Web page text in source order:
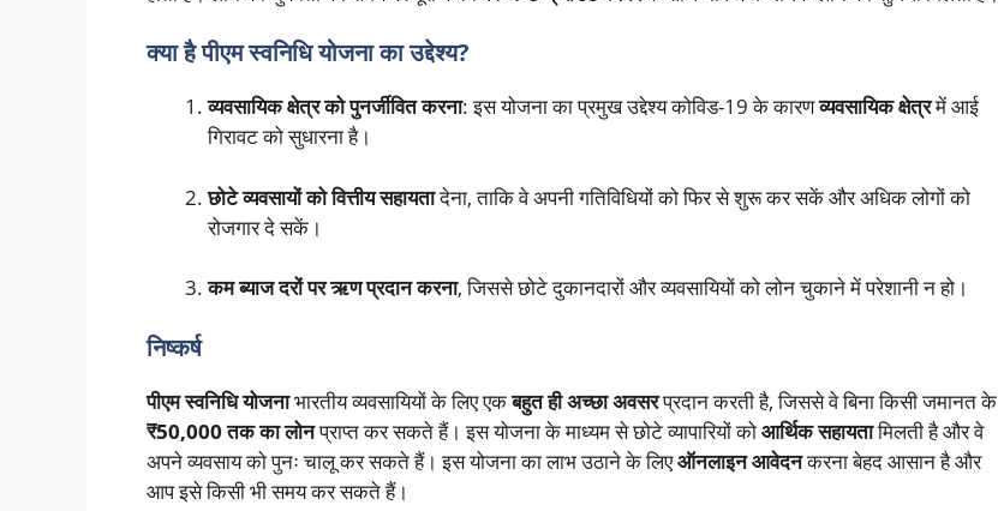
क्या है पीएम स्वनिधि योजना का उद्देश्य?
व्यवसायिक क्षेत्र को पुनर्जीवित करना: इस योजना का प्रमुख उद्देश्य कोविड-19 के कारणव्यवसायिक क्षेत्रमें आई
गिरावट को सुधारना है।
छोटे व्यवसायों को वित्तीय सहायतादेना, ताकि वे अपनी गतिविधियों को फिर से शुरू कर सकें और अधिक लोगों को
रोजगार दे सकें।
कम ब्याज दरों पर ऋण प्रदान करना, जिससे छोटे दुकानदारों और व्यवसायियों को लोन चुकाने में परेशानी न हो।
निष्कर्ष
पीएम स्वनिधि योजनाभारतीय व्यवसायियों के लिए एकबहुत ही अच्छा अवसरप्रदान करती है, जिससे वे बिना किसी जमानत के
₹50,000 तक का लोनप्राप्त कर सकते हैं। इस योजना के माध्यम से छोटे व्यापारियों कोआर्थिक सहायतामिलती है और वे
अपने व्यवसाय को पुनः चालू कर सकते हैं। इस योजना का लाभ उठाने के लिएऑनलाइन आवेदनकरना बेहद आसान है और
आप इसे किसी भी समय कर सकते हैं।